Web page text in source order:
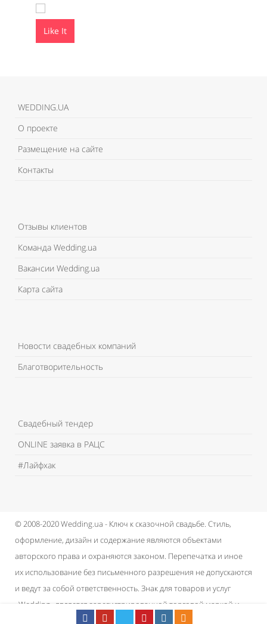
Like It
WEDDING.UA
О проекте
Размещение на сайте
Контакты
Отзывы клиентов
Команда Wedding.ua
Вакансии Wedding.ua
Карта сайта
Новости свадебных компаний
Благотворительность
Свадебный тендер
ONLINE заявка в РАЦС
#Лайфхак
© 2008-2020 Wedding.ua - Ключ к сказочной свадьбе. Стиль,
оформление, дизайн и содержание являются объектами
авторского права и охраняются законом. Перепечатка и иное
их использование без письменного разрешения не допускаются
и ведут за собой ответственность. Знак для товаров и услуг
«Wedding» является зарегистрированной торговой маркой и
принадлежит проекту.
Пользовательское соглашение